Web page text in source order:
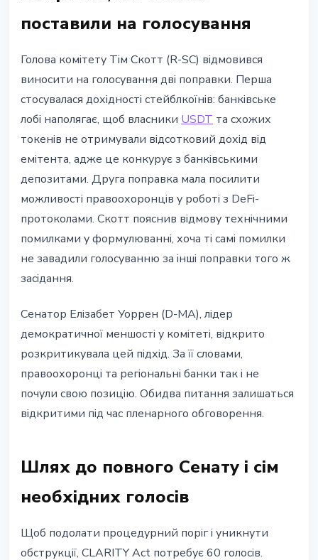
поставили на голосування
Голова комітету Тім Скотт (R-SC) відмовився
виносити на голосування дві поправки. Перша
стосувалася дохідності стейблкоїнів: банківське
лобі наполягає, щоб власники USDT та схожих
токенів не отримували відсотковий дохід від
емітента, адже це конкурує з банківськими
депозитами. Друга поправка мала посилити
можливості правоохоронців у роботі з DeFi-
протоколами. Скотт пояснив відмову технічними
помилками у формулюванні, хоча ті самі помилки
не завадили голосуванню за інші поправки того ж
засідання.
Сенатор Елізабет Уоррен (D-MA), лідер
демократичної меншості у комітеті, відкрито
розкритикувала цей підхід. За її словами,
правоохоронці та регіональні банки так і не
почули свою позицію. Обидва питання залишаться
відкритими під час пленарного обговорення.
Шлях до повного Сенату і сім
необхідних голосів
Щоб подолати процедурний поріг і уникнути
обструкції, CLARITY Act потребує 60 голосів.